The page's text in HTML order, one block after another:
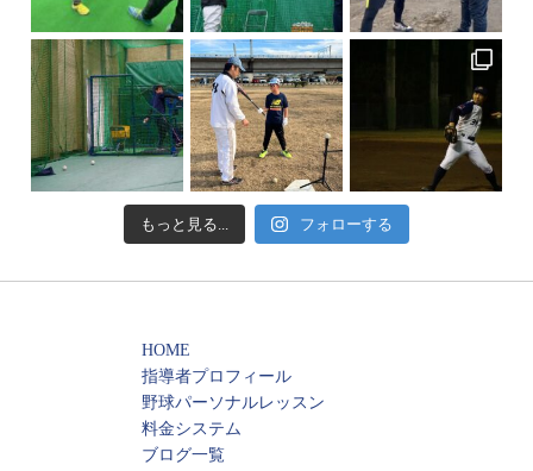
もっと見る... フォローする
HOME
指導者プロフィール
野球パーソナルレッスン
料金システム
ブログ一覧